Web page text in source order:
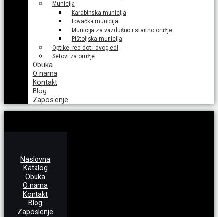
Municija
Karabinska municija
Lovačka municija
Municija za vazdušno i startno oružje
Pištoljska municija
Optike, red dot i dvogledi
Sefovi za oružje
Obuka
O nama
Kontakt
Blog
Zaposlenje
Naslovna
Katalog
Obuka
O nama
Kontakt
Blog
Zaposlenje